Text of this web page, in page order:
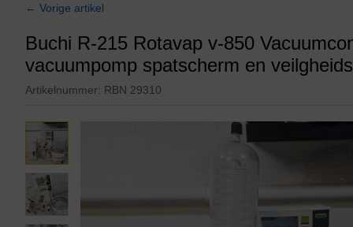
← Vorige artikel
Buchi R-215 Rotavap v-850
vacuumpomp spatscherm en
Artikelnummer: RBN 29310